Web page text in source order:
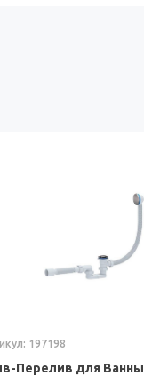
264949
Перелив для Ванны